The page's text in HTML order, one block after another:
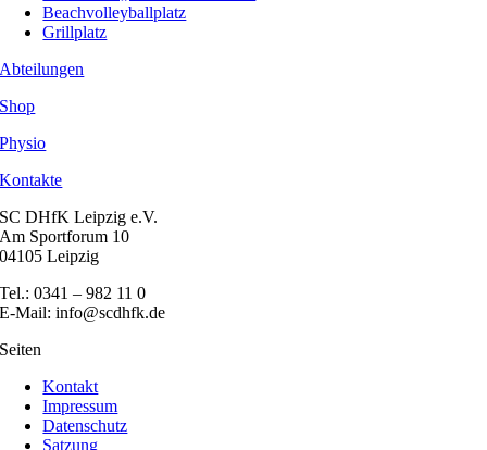
Beachvolleyballplatz
Grillplatz
Abteilungen
Shop
Physio
Kontakte
SC DHfK Leipzig e.V.
Am Sportforum 10
04105 Leipzig
Tel.: 0341 – 982 11 0
E-Mail: info@scdhfk.de
Seiten
Kontakt
Impressum
Datenschutz
Satzung